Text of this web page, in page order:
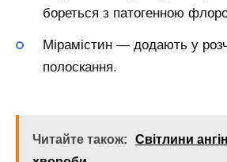
бореться з патогенною
Мірамістин — додають у
полоскання.
Читайте також:
Світлини